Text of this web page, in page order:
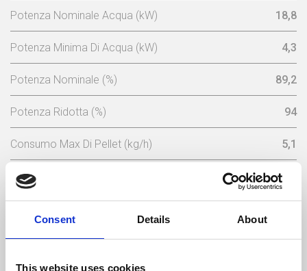
Consent Details About
This website uses cookies
Potenza Nominale Acqua (kW) 18,8
Potenza Minima Di Acqua (kW) 4,3
Potenza Nominale (%) 89,2
Potenza Ridotta (%) 94
Consumo Max Di Pellet (kg/h) 5,1
Consumo Minimo Pellet (kg/h) 1,1
Tensione Nominale (V) 230